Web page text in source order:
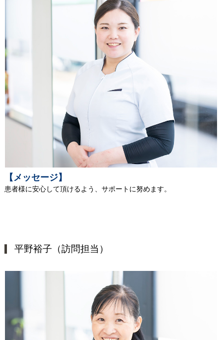
【メッセージ】
患者様に安心して頂けるよう、サポートに努めます。
平野裕子（訪問担当）